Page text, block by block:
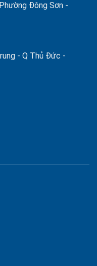
Đông Sơn -
- Q Thủ Đức -